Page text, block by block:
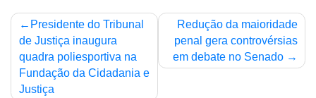
Navegação
de
Post
Presidente do Tribunal
de Justiça inaugura
quadra poliesportiva na
Fundação da Cidadania e
Justiça
Redução da maioridade
penal gera controvérsias
em debate no Senado